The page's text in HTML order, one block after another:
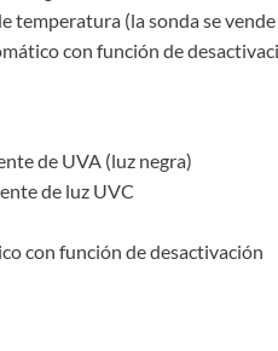
(la sonda se
con función de
de UVA (luz negra)
de luz UVC
con función de desactivación